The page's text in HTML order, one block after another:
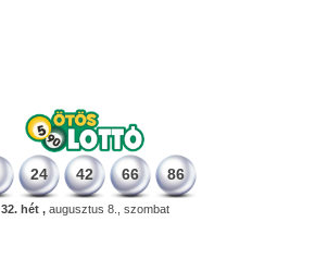
24 42 66 86
32. hét ,augusztus 8., szombat